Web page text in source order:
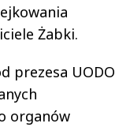
Żabki.
prezesa UODO
organów